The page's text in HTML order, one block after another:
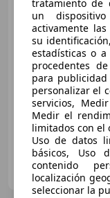
12/2016
ITALICA MOTOR.
ES-29006 MÁLAGA
tratamiento de
un
activamente
su
estadísticas o
procedentes
para
personalizar el
servicios,
Medir el
limitados con el
Uso de datos
básicos, Uso
contenido
localización
seleccionar la